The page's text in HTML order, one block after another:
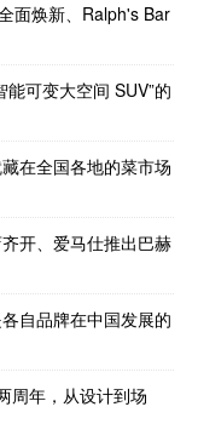
面焕新、Ralph's Bar
可变大空间 SUV”的
在全国各地的菜市场
开、爱马仕推出巴赫
自品牌在中国发展的
周年，从设计到场